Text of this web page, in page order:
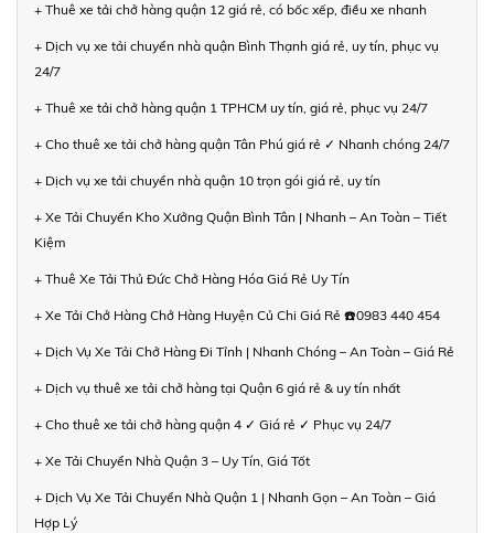
+ Thuê xe tải chở hàng quận 12 giá rẻ, có bốc xếp, điều xe nhanh
+ Dịch vụ xe tải chuyển nhà quận Bình Thạnh giá rẻ, uy tín, phục vụ
24/7
+ Thuê xe tải chở hàng quận 1 TPHCM uy tín, giá rẻ, phục vụ 24/7
+ Cho thuê xe tải chở hàng quận Tân Phú giá rẻ ✓ Nhanh chóng 24/7
+ Dịch vụ xe tải chuyển nhà quận 10 trọn gói giá rẻ, uy tín
+ Xe Tải Chuyển Kho Xưởng Quận Bình Tân | Nhanh – An Toàn – Tiết
Kiệm
+ Thuê Xe Tải Thủ Đức Chở Hàng Hóa Giá Rẻ Uy Tín
+ Xe Tải Chở Hàng Chở Hàng Huyện Củ Chi Giá Rẻ ☎️0983 440 454
+ Dịch Vụ Xe Tải Chở Hàng Đi Tỉnh | Nhanh Chóng – An Toàn – Giá Rẻ
+ Dịch vụ thuê xe tải chở hàng tại Quận 6 giá rẻ & uy tín nhất
+ Cho thuê xe tải chở hàng quận 4 ✓ Giá rẻ ✓ Phục vụ 24/7
+ Xe Tải Chuyển Nhà Quận 3 – Uy Tín, Giá Tốt
+ Dịch Vụ Xe Tải Chuyển Nhà Quận 1 | Nhanh Gọn – An Toàn – Giá
Hợp Lý